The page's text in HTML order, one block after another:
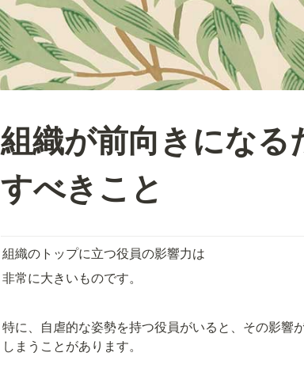
組織が前向きにな
すべきこと
組織のトップに立つ役員の影響力は
非常に大きいものです。
特に、自虐的な姿勢を持つ役員がいると、その影響
しまうことがあります。